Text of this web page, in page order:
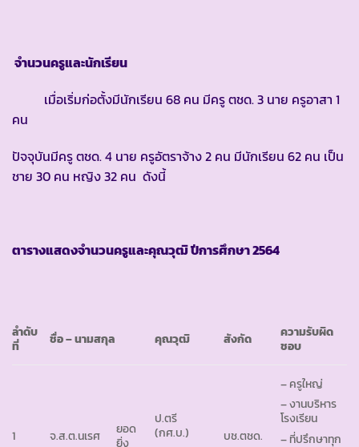
จำนวนครูและนักเรียน
เมื่อเริ่มก่อตั้งมีนักเรียน 68 คน มีครู ตชด. 3 นาย ครูอาสา 1
คน
ปัจจุบันมีครู ตชด. 4 นาย ครูอัตราจ้าง 2 คน มีนักเรียน 62 คน เป็น
ชาย 30 คน หญิง 32 คน ดังนี้
ตารางแสดงจำนวนครูและคุณวุฒิ ปีการศึกษา2564
ลำดับ
ที่
ชื่อ – นามสกุล คุณวุฒิ สังกัด
ความรับผิด
ชอบ
1 จ.ส.ต.นเรศ
ยอด
ยิ่ง
ป.ตรี
(กศ.บ.)
บช.ตชด.
– ครูใหญ่
– งานบริหาร
โรงเรียน
– ที่ปรึกษาทุก